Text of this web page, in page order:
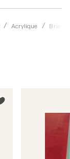
Acrylique Brad